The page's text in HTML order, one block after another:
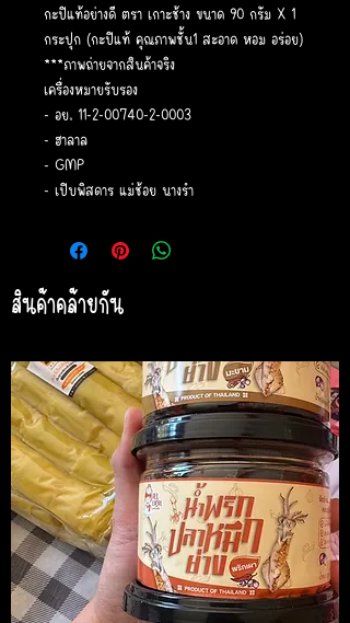
กะปิแท้อย่างดี ตรา เกาะช้าง ขนาด 90 กรัม X 1
กระปุก (กะปิแท้ คุณภาพชั้น1 สะอาด หอม อร่อย)
***ภาพถ่ายจากสินค้าจริง
เครื่องหมายรับรอง
- อย. 11-2-00740-2-0003
- ฮาลาล
- GMP
- เปิบพิสดาร แม่ช้อย นางรำ
สินค้าคล้ายกัน